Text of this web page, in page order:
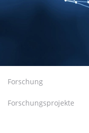
Forschung
Forschungsprojekte